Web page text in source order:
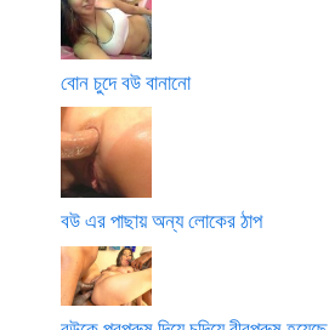
বোন চুদে বউ বানানো
বউ এর পাছায় অন্য লোকের ঠাপ